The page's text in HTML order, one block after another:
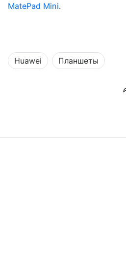
MatePad Mini.
Huawei Планшеты